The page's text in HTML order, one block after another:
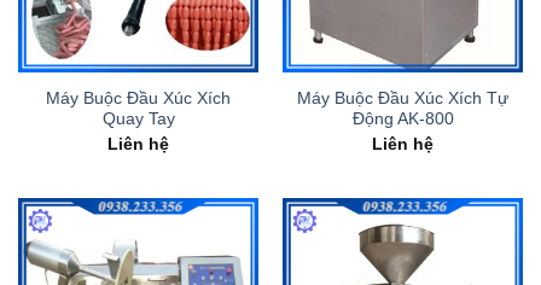
Máy Buộc Đầu Xúc Xích
Quay Tay
Liên hệ
Máy Buộc Đầu Xúc Xích Tự
Động AK-800
Liên hệ